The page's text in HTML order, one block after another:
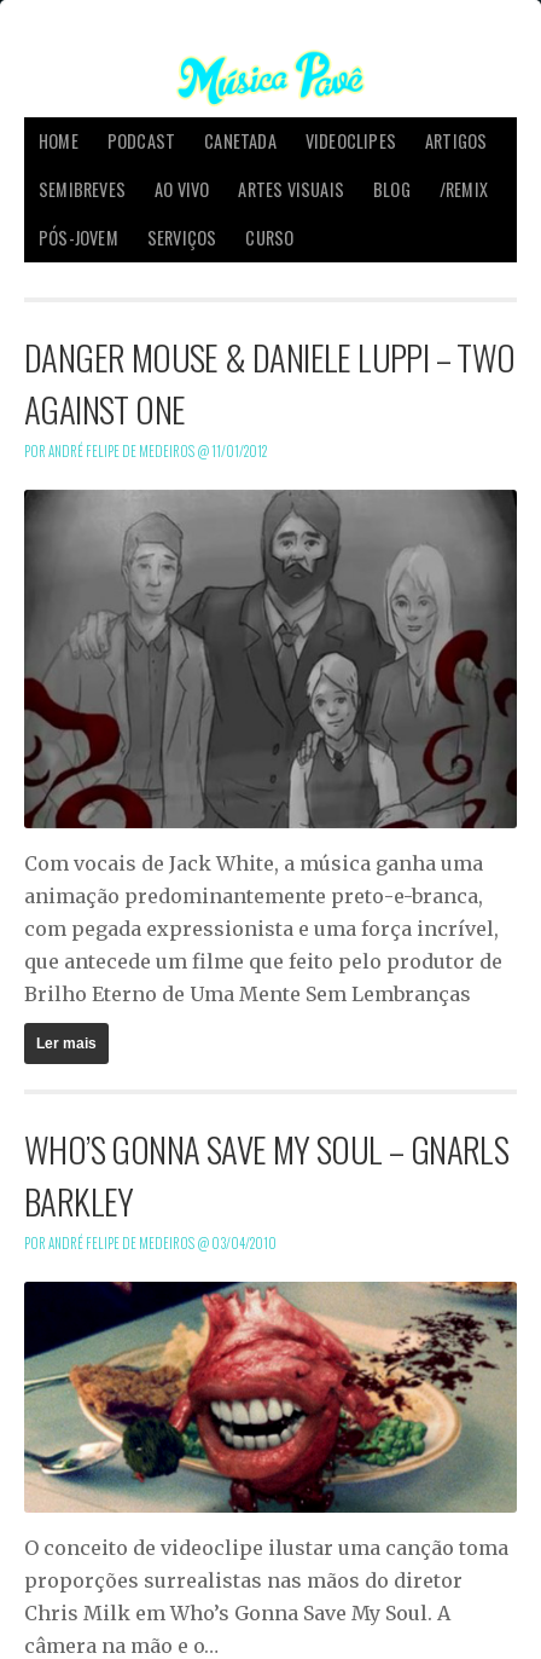
HOME PODCAST CANETADA VIDEOCLIPES
ARTIGOS
SEMIBREVES
AO VIVO ARTES VISUAIS BLOG
/REMIX
PÓS-JOVEM
SERVIÇOS CURSO
DANGER MOUSE & DANIELE LUPPI – TWO
AGAINST ONE
POR ANDRÉ FELIPE DE MEDEIROS @11/01/2012
Com vocais de Jack White, a música ganha uma
animação predominantemente preto-e-branca,
com pegada expressionista e uma força incrível,
que antecede um filme que feito pelo produtor de
Brilho Eterno de Uma Mente Sem Lembranças
Ler mais
WHO’S GONNA SAVE MY SOUL – GNARLS
BARKLEY
POR ANDRÉ FELIPE DE MEDEIROS @03/04/2010
O conceito de videoclipe ilustar uma canção toma
proporções surrealistas nas mãos do diretor
Chris Milk em Who’s Gonna Save My Soul. A
câmera na mão e o…